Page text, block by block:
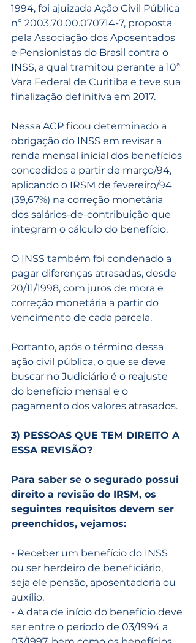
1994, foi ajuizada Ação Civil Pública
nº 2003.70.00.070714-7, proposta
pela Associação dos Aposentados
e Pensionistas do Brasil contra o
INSS, a qual tramitou perante a 10ª
Vara Federal de Curitiba e teve sua
finalização definitiva em 2017.
Nessa ACP ficou determinado a
obrigação do INSS em revisar a
renda mensal inicial dos benefícios
concedidos a partir de março/94,
aplicando o IRSM de fevereiro/94
(39,67%) na correção monetária
dos salários-de-contribuição que
integram o cálculo do benefício.
O INSS também foi condenado a
pagar diferenças atrasadas, desde
20/11/1998, com juros de mora e
correção monetária a partir do
vencimento de cada parcela.
Portanto, após o término dessa
ação civil pública, o que se deve
buscar no Judiciário é o reajuste
do benefício mensal e o
pagamento dos valores atrasados.
3) PESSOAS QUE TEM DIREITO A
ESSA REVISÃO?
Para saber se o segurado possui
direito a revisão do IRSM, os
seguintes requisitos devem ser
preenchidos, vejamos:
- Receber um benefício do INSS
ou ser herdeiro de beneficiário,
seja ele pensão, aposentadoria ou
auxílio.
- A data de início do benefício deve
ser entre o período de 03/1994 a